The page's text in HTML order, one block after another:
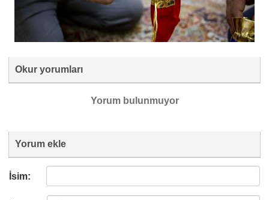
Okur yorumları
Yorum bulunmuyor
Yorum ekle
İsim: